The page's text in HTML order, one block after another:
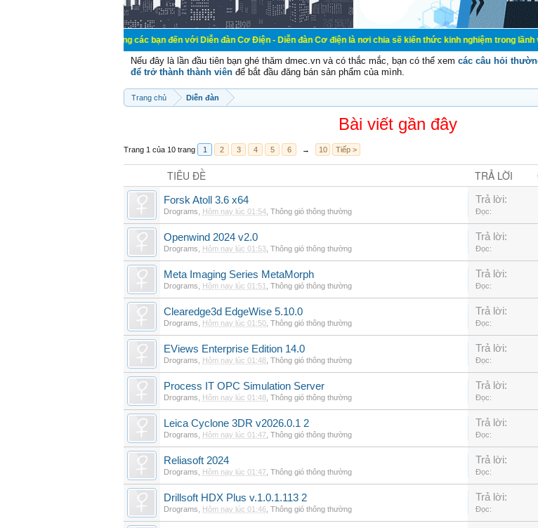
Chào mừng các bạn đến với Diễn đàn Cơ Điện - Diễn đàn Cơ điện là nơi chia sẽ kiến thức kinh nghiệm trong lãnh vực
Nếu đây là lần đầu tiên bạn ghé thăm dmec.vn và có thắc mắc, bạn có thể xem các câu hỏi
để trở thành thành viên để bắt đầu đăng bán sản phẩm của mình.
Trang chủ Diễn đàn
Bài viết gần đây
Trang 1 của 10 trang 1 2 3 4 5 6 → 10 Tiếp >
TIÊU ĐỀ TRẢ LỜI
Forsk Atoll 3.6 x64
Drograms Hôm nay lúc 01:54 Thông gió thông thường
Trả lời:
Đọc:
Openwind 2024 v2.0
Drograms Hôm nay lúc 01:53 Thông gió thông thường
Trả lời:
Đọc:
Meta Imaging Series MetaMorph
Drograms Hôm nay lúc 01:51 Thông gió thông thường
Trả lời:
Đọc:
Clearedge3d EdgeWise 5.10.0
Drograms Hôm nay lúc 01:50 Thông gió thông thường
Trả lời:
Đọc:
EViews Enterprise Edition 14.0
Drograms Hôm nay lúc 01:48 Thông gió thông thường
Trả lời:
Đọc:
Process IT OPC Simulation Server
Drograms Hôm nay lúc 01:48 Thông gió thông thường
Trả lời:
Đọc:
Leica Cyclone 3DR v2026.0.1 2
Drograms Hôm nay lúc 01:47 Thông gió thông thường
Trả lời:
Đọc:
Reliasoft 2024
Drograms Hôm nay lúc 01:47 Thông gió thông thường
Trả lời:
Đọc:
Drillsoft HDX Plus v.1.0.1.113 2
Drograms Hôm nay lúc 01:46 Thông gió thông thường
Trả lời:
Đọc: